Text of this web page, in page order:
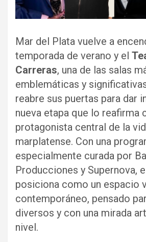
Mar del Plata vuelve a
temporada de verano y el
Carreras, una de las salas
emblemáticas y
reabre sus puertas para dar
nueva etapa que lo reafirma
protagonista central de la
marplatense. Con una
especialmente curada por
Producciones y Supernova,
posiciona como un espacio
contemporáneo, pensado
diversos y con una mirada
nivel.